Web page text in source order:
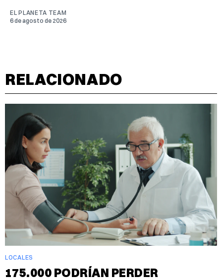
EL PLANETA TEAM
6 de agosto de 2026
RELACIONADO
LOCALES
175.000 PODRÍAN PERDER